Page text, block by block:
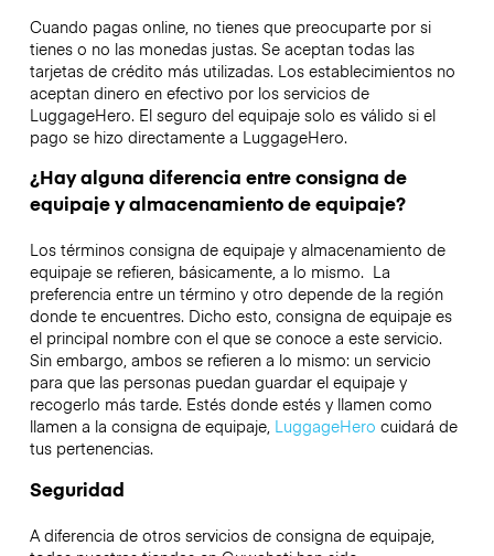
Cuando pagas online, no tienes que preocuparte por si
tienes o no las monedas justas. Se aceptan todas las
tarjetas de crédito más utilizadas. Los establecimientos no
aceptan dinero en efectivo por los servicios de
LuggageHero. El seguro del equipaje solo es válido si el
pago se hizo directamente a LuggageHero.
¿Hay alguna diferencia entre consigna de
equipaje y almacenamiento de equipaje?
Los términos consigna de equipaje y almacenamiento de
equipaje se refieren, básicamente, a lo mismo. La
preferencia entre un término y otro depende de la región
donde te encuentres. Dicho esto, consigna de equipaje es
el principal nombre con el que se conoce a este servicio.
Sin embargo, ambos se refieren a lo mismo: un servicio
para que las personas puedan guardar el equipaje y
recogerlo más tarde. Estés donde estés y llamen como
llamen a la consigna de equipaje,LuggageHero cuidará de
tus pertenencias.
Seguridad
A diferencia de otros servicios de consigna de equipaje,